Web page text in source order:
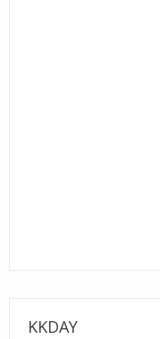
KKDAY